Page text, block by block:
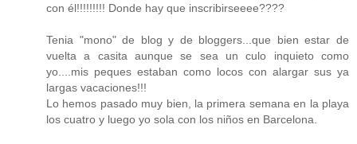
con él!!!!!!!!! Donde hay que inscribirseeee????
Tenia "mono" de blog y de bloggers...que bien estar de
vuelta a casita aunque se sea un culo inquieto como
yo....mis peques estaban como locos con alargar sus ya
largas vacaciones!!!
Lo hemos pasado muy bien, la primera semana en la playa
los cuatro y luego yo sola con los niños en Barcelona.